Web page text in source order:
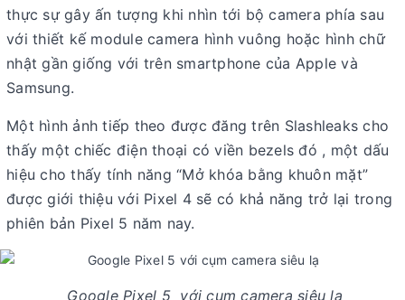
thực sự gây ấn tượng khi nhìn tới bộ camera phía sau
với thiết kế module camera hình vuông hoặc hình chữ
nhật gần giống với trên smartphone của Apple và
Samsung.
Một hình ảnh tiếp theo được đăng trên Slashleaks cho
thấy một chiếc điện thoại có viền bezels đó , một dấu
hiệu cho thấy tính năng “Mở khóa bằng khuôn mặt”
được giới thiệu với Pixel 4 sẽ có khả năng trở lại trong
phiên bản Pixel 5 năm nay.
Google Pixel 5 với cụm camera siêu lạ